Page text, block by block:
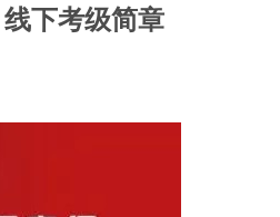
下考级简章